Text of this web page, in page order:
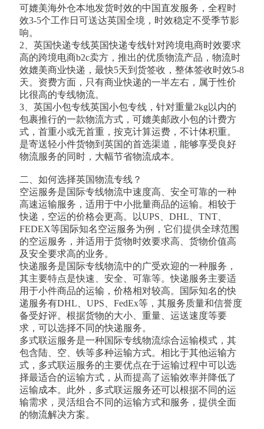
可媲美海外仓本地发货时效的中国直发服务，全程时
效3-5个工作日可送达英国全境，时效稳定不受季节影
响。
2、英国快递专线英国快递专线针对跨境电商时效要求
高的跨境电商b2c卖方，推出的优质物流产品，物流时
效媲美商业快递，最快5天到货签收，整体签收时效5-8
天。资费方面，只有商业快递的一半左右，属于性价
比很高的专线物流。
3、英国小包专线英国小包专线，针对重量2kg以内的
包裹推行的一款物流方式，可媲美邮政小包的计费方
式，首重小或无首重，按克计算运费，不计体积重。
是寄送轻小件货物到英国的首选渠道，能够享受良好
物流服务的同时，大幅节省物流成本。
二、如何选择英国物流专线？
空运服务是国际专线物流中速度高、安全可靠的一种
高速运输服务，适用于中小批量商品的运输。相较于
快递，空运的价格会更高。以UPS、DHL、TNT、
FEDEX等国际知名空运服务为例，它们提供全球范围
的空运服务，并适用于货物时效要求高、货物价值高
及安全要求高的业务。
快递服务是国际专线物流中的广受欢迎的一种服务，
其主要特点是快速、安全、可靠等。快递服务主要适
用于小件商品的运输，价格相对较高。国际知名的快
递服务有DHL、UPS、FedEx等，其服务质量和信誉度
备受好评。根据货物的大小、重量、运送速度等要
求，可以选择不同的快递服务。
多式联运服务是一种国际专线物流综合运输模式，其
包含陆、空、铁等多种运输方式。相比于其他运输方
式，多式联运服务的主要优点在于运输过程中可以选
择最适合的运输方式，从而提高了运输效率并降低了
运输成本。此外，多式联运服务还可以根据不同的运
输需求，灵活组合不同的运输方式和服务，提供全面
的物流解决方案。